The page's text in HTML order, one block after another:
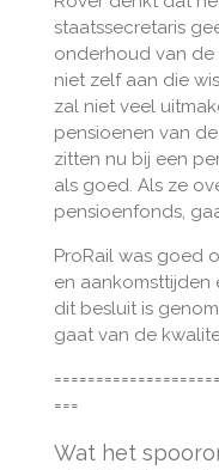
staatssecretaris
onderhoud van de
niet zelf aan die
zal niet veel
pensioenen van
zitten nu bij een
als goed. Als ze
pensioenfonds,
ProRail was goed
en aankomsttijden
dit besluit is
gaat van de
===
Wat het